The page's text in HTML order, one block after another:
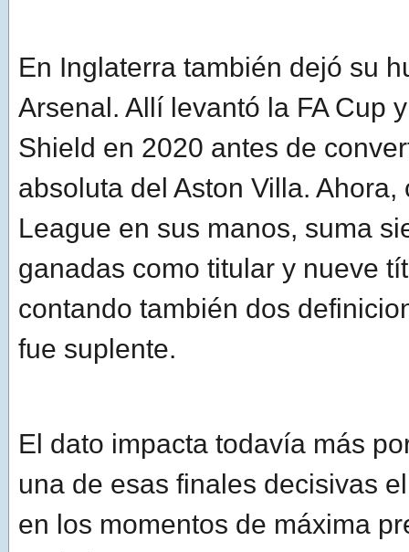
En Inglaterra también dejó su
Arsenal. Allí levantó la FA Cup
Shield en 2020 antes de
absoluta del Aston Villa. Ahora,
League en sus manos, suma
ganadas como titular y nueve
contando también dos
fue suplente.
El dato impacta todavía más
una de esas finales decisivas
en los momentos de máxima